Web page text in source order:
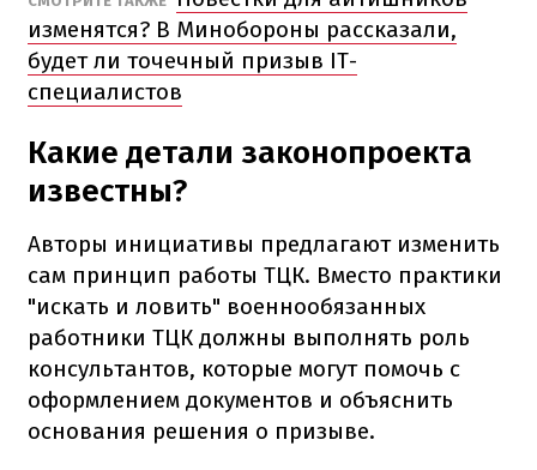
изменятся? В Минобороны рассказали,
будет ли точечный призыв IT-
специалистов
Какие детали законопроекта
известны?
Авторы инициативы предлагают изменить
сам принцип работы ТЦК. Вместо практики
"искать и ловить" военнообязанных
работники ТЦК должны выполнять роль
консультантов, которые могут помочь с
оформлением документов и объяснить
основания решения о призыве.